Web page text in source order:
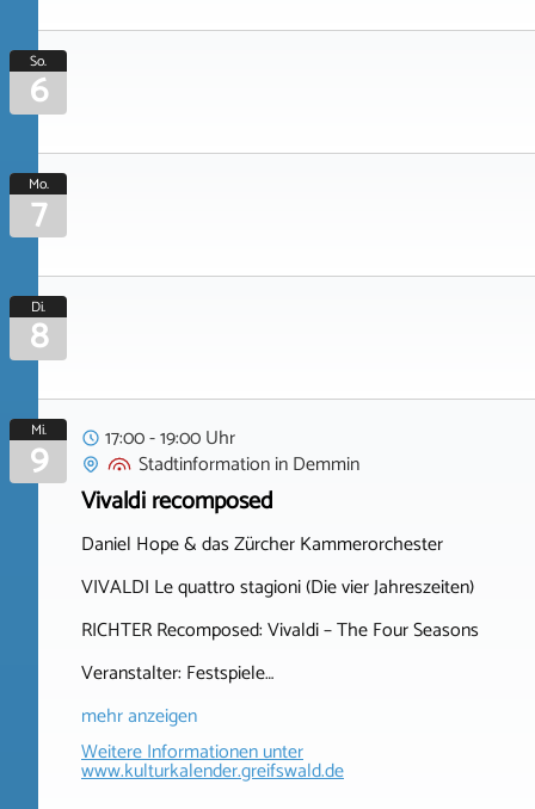
So.
6
Mo.
7
Di.
8
Mi.
9
17:00 - 19:00 Uhr
StadtinformationinDemmin
Vivaldi recomposed
Daniel Hope & das Zürcher Kammerorchester
VIVALDI Le quattro stagioni (Die vier Jahreszeiten)
RICHTER Recomposed: Vivaldi – The Four Seasons
Veranstalter: Festspiele…
mehr anzeigen
Weitere Informationen unter
www.kulturkalender.greifswald.de